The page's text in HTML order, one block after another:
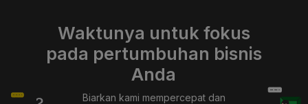
Waktunya untuk fokus
pada pertumbuhan bisnis
Anda
Biarkan kami mempercepat dan